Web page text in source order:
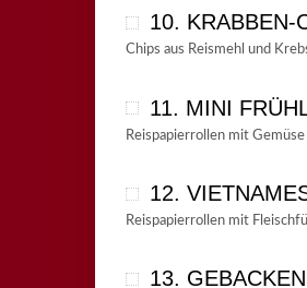
10. KRABBEN-
Chips aus Reismehl und
11. MINI
Reispapierrollen mit Gemüse
12.
Reispapierrollen mit
13.